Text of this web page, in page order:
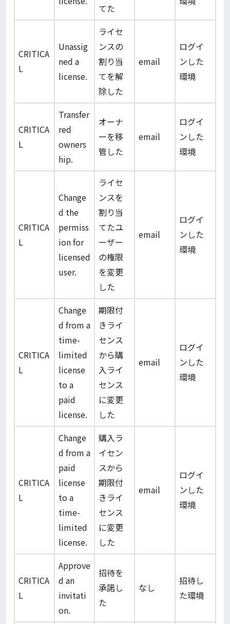
てた
CRITICA
L
Unassig
ned a
license.
ライセ
ンスの
割り当
てを解
除した
email
ログイ
ンした
環境
CRITICA
L
Transfer
red
owners
hip.
オーナ
ーを移
管した
email
ログイ
ンした
環境
CRITICA
L
Change
d the
permiss
ion for
licensed
user.
ライセ
ンスを
割り当
てたユ
ーザー
の権限
を変更
した
email
ログイ
ンした
環境
CRITICA
L
Change
d from a
time-
limited
license
to a
paid
license.
期限付
きライ
センス
から購
入ライ
センス
に変更
した
email
ログイ
ンした
環境
CRITICA
L
Change
d from a
paid
license
to a
time-
limited
license.
購入ラ
イセン
スから
期限付
きライ
センス
に変更
した
email
ログイ
ンした
環境
CRITICA
L
Approve
d an
invitati
on.
招待を
承諾し
た
なし
招待し
た環境